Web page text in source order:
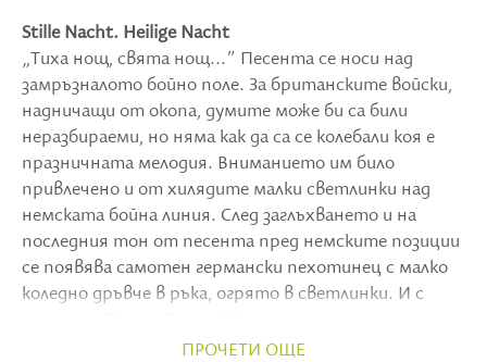
Stille Nacht. Heilige Nacht
„Тиха нощ, свята нощ...” Песента се носи над
замръзналото бойно поле. За британските войски,
надничащи от окопа, думите може би са били
неразбираеми, но няма как да са се колебали коя е
празничната мелодия. Вниманието им било
привлечено и от хилядите малки светлинки над
немската бойна линия. След заглъхването и на
последния тон от песента пред немските позиции
се появява самотен германски пехотинец с малко
коледно дръвче в ръка, огрято в светлинки. И с
ПРОЧЕТИ ОЩЕ